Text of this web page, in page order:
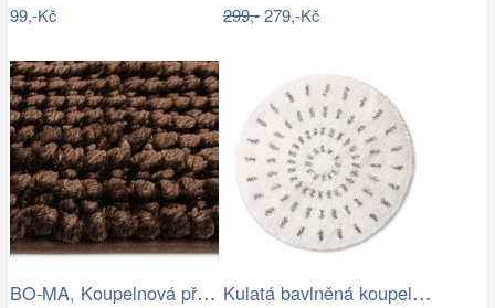
99,-Kč 299,-279,-Kč
BO-MA, Koupelnová předložka Ella micro… Kulatá bavlněná koupelnová předložka…